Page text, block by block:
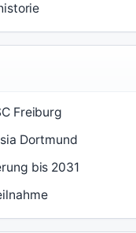
Freiburg
Dortmund
bis 2031